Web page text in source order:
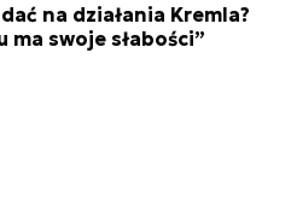
na działania Kremla?
ma swoje słabości”